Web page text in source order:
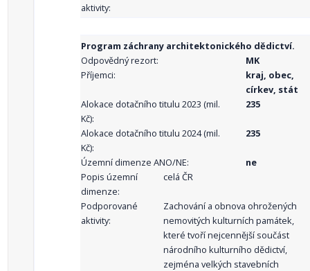
aktivity:
Program záchrany architektonického dědictví.
Odpovědný rezort:
MK
Příjemci:
kraj, obec,
církev, stát
Alokace dotačního titulu 2023 (mil.
Kč):
235
Alokace dotačního titulu 2024 (mil.
Kč):
235
Územní dimenze ANO/NE:
ne
Popis územní
dimenze:
celá ČR
Podporované
aktivity:
Zachování a obnova ohrožených
nemovitých kulturních památek,
které tvoří nejcennější součást
národního kulturního dědictví,
zejména velkých stavebních